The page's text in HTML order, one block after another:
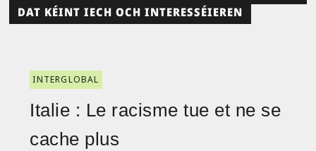
DAT KÉINT IECH OCH INTERESSÉIEREN
INTERGLOBAL
Italie : Le racisme tue et ne se
cache plus